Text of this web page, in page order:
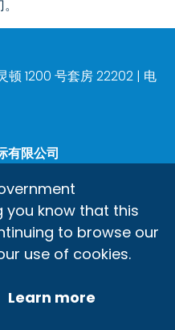
顿 1200 号套房 22202 | 电
有限公司
you know that this
to browse our
use of cookies.
Learn more